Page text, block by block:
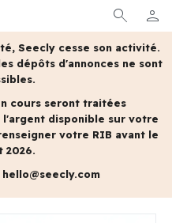
search person
MON
Seecly cesse son activité.
dépôts d'annonces ne sont
cours seront traitées
l'argent disponible sur votre
votre RIB avant le
2026.
hello@seecly.com